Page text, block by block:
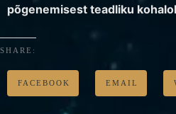
põgenemisest teadliku
SHARE:
FACEBOOK EMAIL